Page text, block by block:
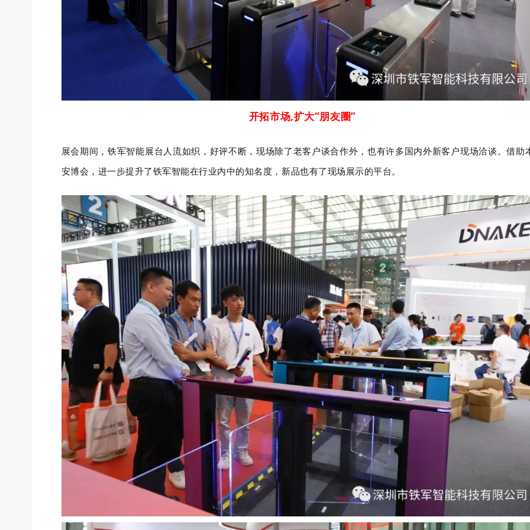
开拓市场,扩大“朋友圈”
展会期间，铁军智能展台人流如织，好评不断， 现场除了老客户谈合作外，也有许多国内外新客户现场洽谈。借助
安博会，进一步提升了铁军智能在行业内中的知名度，新品也有了现场展示的平台。